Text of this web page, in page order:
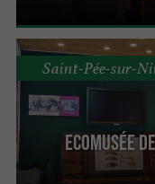
Ecomusée
Saint-Pée-sur-